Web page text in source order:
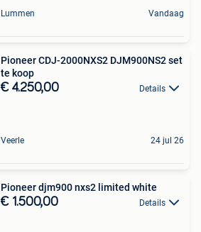
Lummen Vandaag
Pioneer CDJ-2000NXS2 DJM900NS2 set
te koop
€ 4.250,00 Details
Veerle 24 jul 26
Pioneer djm900 nxs2 limited white
€ 1.500,00 Details